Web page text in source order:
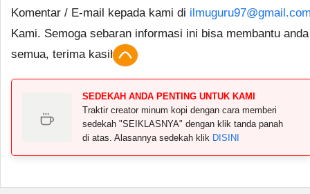
Komentar / E-mail kepada kami di
Kami. Semoga sebaran informasi ini bisa membantu anda
semua, terima kasih.
SEDEKAH ANDA PENTING UNTUK KAMI
Traktir creator minum kopi dengan cara memberi
sedekah "SEIKLASNYA" dengan klik tanda panah
di atas. Alasannya sedekah klik DISINI